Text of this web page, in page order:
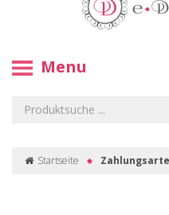
Menu
Startseite